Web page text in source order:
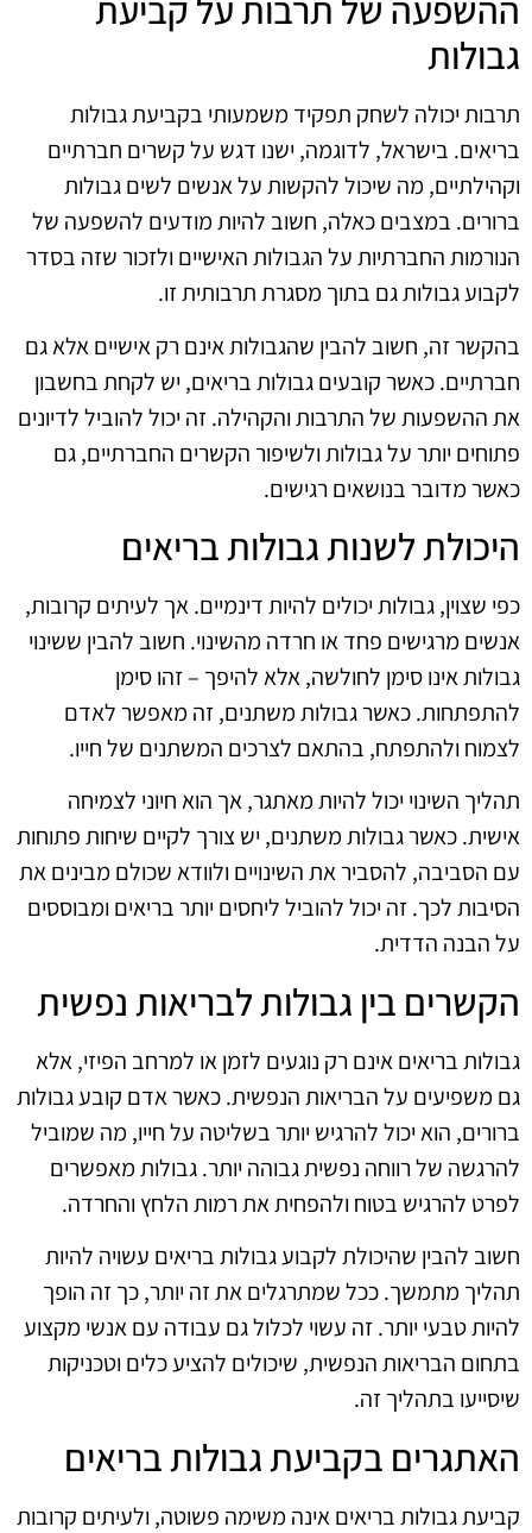
גבולות
תרבות יכולה לשחק תפקיד משמעותי בקביעת גבולות
בריאים. בישראל, לדוגמה, ישנו דגש על קשרים חברתיים
וקהילתיים, מה שיכול להקשות על אנשים לשים גבולות
ברורים. במצבים כאלה, חשוב להיות מודעים להשפעה של
הנורמות החברתיות על הגבולות האישיים ולזכור שזה בסדר
לקבוע גבולות גם בתוך מסגרת תרבותית זו.
בהקשר זה, חשוב להבין שהגבולות אינם רק אישיים אלא גם
חברתיים. כאשר קובעים גבולות בריאים, יש לקחת בחשבון
את ההשפעות של התרבות והקהילה. זה יכול להוביל לדיונים
פתוחים יותר על גבולות ולשיפור הקשרים החברתיים, גם
כאשר מדובר בנושאים רגישים.
היכולת לשנות גבולות בריאים
כפי שצוין, גבולות יכולים להיות דינמיים. אך לעיתים קרובות,
אנשים מרגישים פחד או חרדה מהשינוי. חשוב להבין ששינוי
גבולות אינו סימן לחולשה, אלא להיפך – זהו סימן
להתפתחות. כאשר גבולות משתנים, זה מאפשר לאדם
לצמוח ולהתפתח, בהתאם לצרכים המשתנים של חייו.
תהליך השינוי יכול להיות מאתגר, אך הוא חיוני לצמיחה
אישית. כאשר גבולות משתנים, יש צורך לקיים שיחות פתוחות
עם הסביבה, להסביר את השינויים ולוודא שכולם מבינים את
הסיבות לכך. זה יכול להוביל ליחסים יותר בריאים ומבוססים
על הבנה הדדית.
הקשרים בין גבולות לבריאות נפשית
גבולות בריאים אינם רק נוגעים לזמן או למרחב הפיזי, אלא
גם משפיעים על הבריאות הנפשית. כאשר אדם קובע גבולות
ברורים, הוא יכול להרגיש יותר בשליטה על חייו, מה שמוביל
להרגשה של רווחה נפשית גבוהה יותר. גבולות מאפשרים
לפרט להרגיש בטוח ולהפחית את רמות הלחץ והחרדה.
חשוב להבין שהיכולת לקבוע גבולות בריאים עשויה להיות
תהליך מתמשך. ככל שמתרגלים את זה יותר, כך זה הופך
להיות טבעי יותר. זה עשוי לכלול גם עבודה עם אנשי מקצוע
בתחום הבריאות הנפשית, שיכולים להציע כלים וטכניקות
שיסייעו בתהליך זה.
האתגרים בקביעת גבולות בריאים
קביעת גבולות בריאים אינה משימה פשוטה, ולעיתים קרובות